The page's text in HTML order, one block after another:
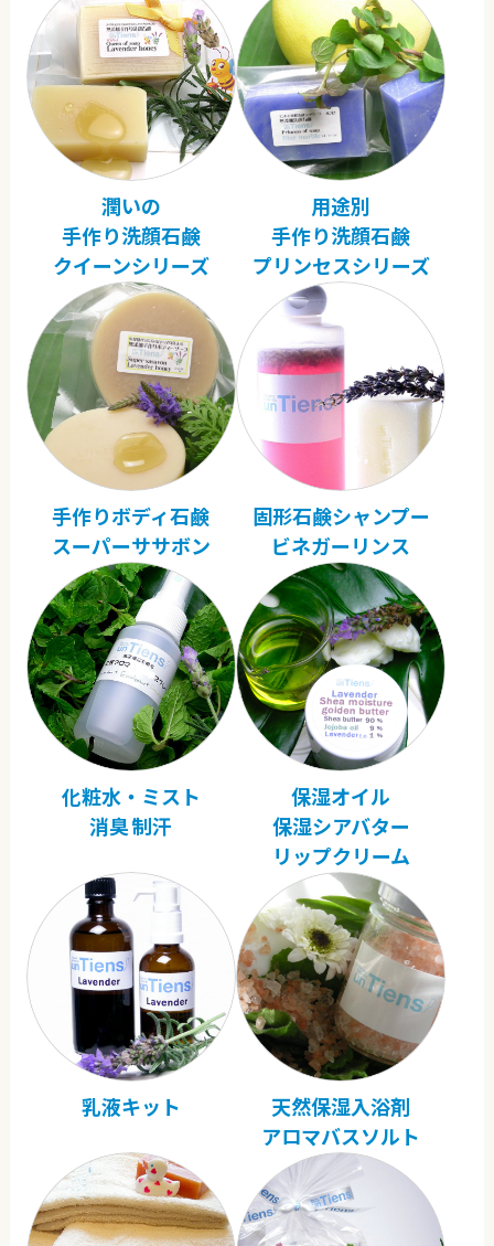
潤いの
手作り洗顔石鹸
クイーンシリーズ
用途別
手作り洗顔石鹸
プリンセスシリーズ
手作りボディ石鹸
スーパーササボン
固形石鹸シャンプー
ビネガーリンス
化粧水・ミスト
消臭 制汗
保湿オイル
保湿シアバター
リップクリーム
乳液キット
天然保湿入浴剤
アロマバスソルト